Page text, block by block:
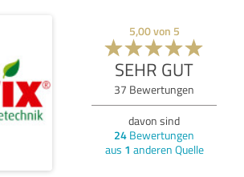
5,00von 5
SEHR GUT
37 Bewertungen
davon sind
24 Bewertungen
aus 1 anderen Quelle